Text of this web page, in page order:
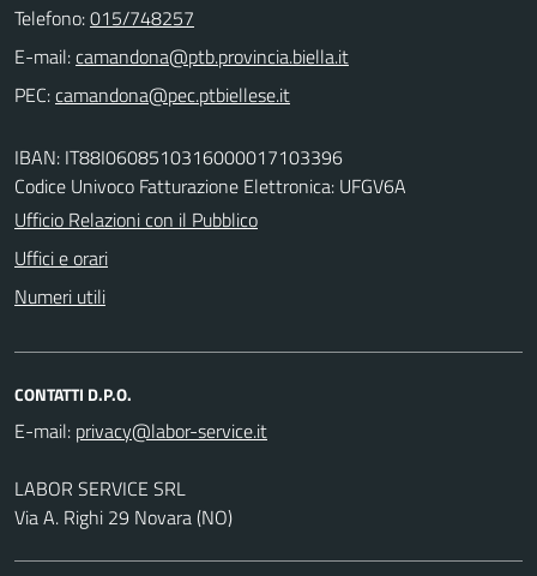
Telefono:015/748257
E-mail:
PEC:
IBAN: IT88I0608510316000017103396
Codice Univoco Fatturazione Elettronica: UFGV6A
Ufficio Relazioni con il Pubblico
Uffici e orari
Numeri utili
CONTATTI D.P.O.
E-mail:
LABOR SERVICE SRL
Via A. Righi 29 Novara (NO)